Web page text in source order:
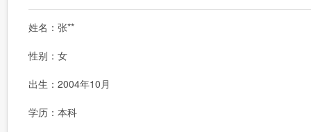
姓名：张**
性别：女
出生：2004年10月
学历：本科